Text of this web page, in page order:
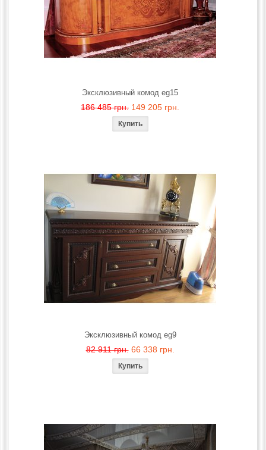
Эксклюзивный комод eg15
186 485 грн. 149 205 грн.
Эксклюзивный комод eg9
82 911 грн. 66 338 грн.